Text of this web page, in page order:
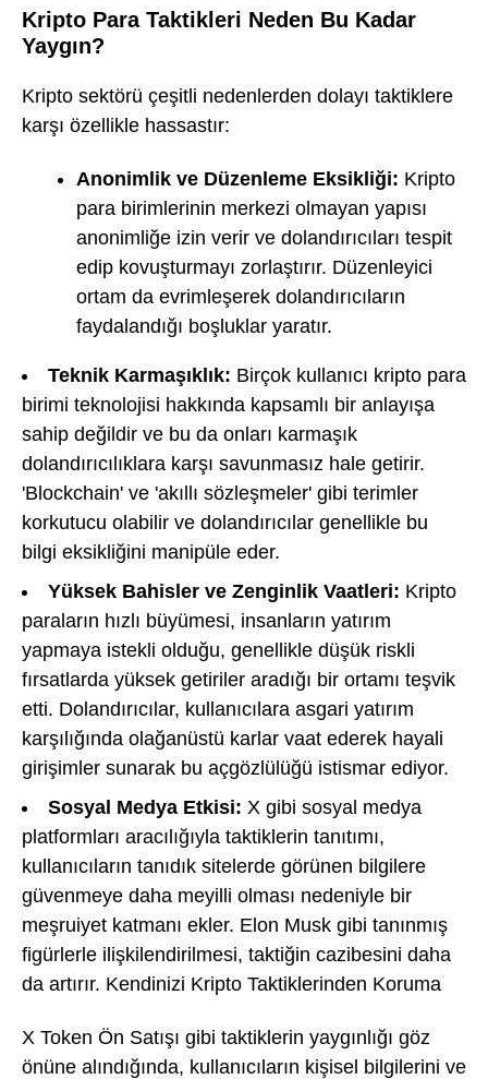
Kripto Para Taktikleri Neden Bu Kadar
Yaygın?
Kripto sektörü çeşitli nedenlerden dolayı taktiklere
karşı özellikle hassastır:
Anonimlik ve Düzenleme Eksikliği: Kripto
para birimlerinin merkezi olmayan yapısı
anonimliğe izin verir ve dolandırıcıları tespit
edip kovuşturmayı zorlaştırır. Düzenleyici
ortam da evrimleşerek dolandırıcıların
faydalandığı boşluklar yaratır.
Teknik Karmaşıklık: Birçok kullanıcı kripto para
birimi teknolojisi hakkında kapsamlı bir anlayışa
sahip değildir ve bu da onları karmaşık
dolandırıcılıklara karşı savunmasız hale getirir.
'Blockchain' ve 'akıllı sözleşmeler' gibi terimler
korkutucu olabilir ve dolandırıcılar genellikle bu
bilgi eksikliğini manipüle eder.
Yüksek Bahisler ve Zenginlik Vaatleri: Kripto
paraların hızlı büyümesi, insanların yatırım
yapmaya istekli olduğu, genellikle düşük riskli
fırsatlarda yüksek getiriler aradığı bir ortamı teşvik
etti. Dolandırıcılar, kullanıcılara asgari yatırım
karşılığında olağanüstü karlar vaat ederek hayali
girişimler sunarak bu açgözlülüğü istismar ediyor.
Sosyal Medya Etkisi: X gibi sosyal medya
platformları aracılığıyla taktiklerin tanıtımı,
kullanıcıların tanıdık sitelerde görünen bilgilere
güvenmeye daha meyilli olması nedeniyle bir
meşruiyet katmanı ekler. Elon Musk gibi tanınmış
figürlerle ilişkilendirilmesi, taktiğin cazibesini daha
da artırır. Kendinizi Kripto Taktiklerinden Koruma
X Token Ön Satışı gibi taktiklerin yaygınlığı göz
önüne alındığında, kullanıcıların kişisel bilgilerini ve